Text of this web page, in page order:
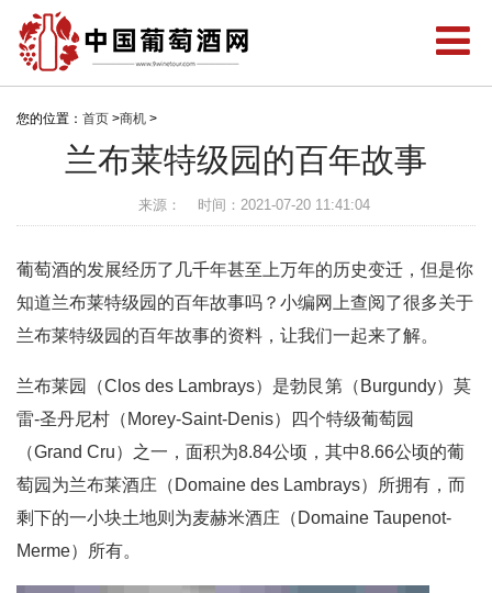
您的位置： 首页 >商机 >
兰布莱特级园的百年故事
来源： 时间：2021-07-20 11:41:04
葡萄酒的发展经历了几千年甚至上万年的历史变迁，但是你
知道兰布莱特级园的百年故事吗？小编网上查阅了很多关于
兰布莱特级园的百年故事的资料，让我们一起来了解。
兰布莱园（Clos des Lambrays）是勃艮第（Burgundy）莫
雷-圣丹尼村（Morey-Saint-Denis）四个特级葡萄园
（Grand Cru）之一，面积为8.84公顷，其中8.66公顷的葡
萄园为兰布莱酒庄（Domaine des Lambrays）所拥有，而
剩下的一小块土地则为麦赫米酒庄（Domaine Taupenot-
Merme）所有。